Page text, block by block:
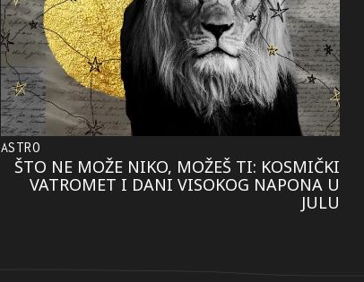
ASTRO
ŠTO NE MOŽE NIKO, MOŽEŠ TI: KOSMIČKI
VATROMET I DANI VISOKOG NAPONA U
JULU